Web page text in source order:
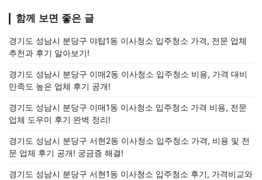
함께 보면 좋은 글
경기도 성남시 분당구 야탑1동 이사청소 입주청소 가격, 전문 업체
추천과 후기 알아보기!
경기도 성남시 분당구 이매2동 이사청소 입주청소 비용, 가격 대비
만족도 높은 업체 후기 공개!
경기도 성남시 분당구 이매1동 이사청소 입주청소 가격 비용, 전문
업체 도우미 후기 완벽 정리!
경기도 성남시 분당구 서현2동 이사청소 입주청소 가격, 비용 및 전
문 업체 후기 공개! 궁금증 해결!
경기도 성남시 분당구 서현1동 이사청소 입주청소 후기, 가격비교와